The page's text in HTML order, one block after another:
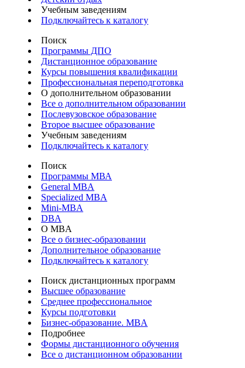
Учебным заведениям
Подключайтесь к каталогу
Поиск
Программы ДПО
Дистанционное образование
Курсы повышения квалификации
Профессиональная переподготовка
О дополнительном образовании
Все о дополнительном образовании
Послевузовское образование
Второе высшее образование
Учебным заведениям
Подключайтесь к каталогу
Поиск
Программы МВА
General MBA
Specialized MBA
Mini-MBA
DBA
О MBA
Все о бизнес-образовании
Дополнительное образование
Подключайтесь к каталогу
Поиск дистанционных программ
Высшее образование
Среднее профессиональное
Курсы подготовки
Бизнес-образование. MBA
Подробнее
Формы дистанционного обучения
Все о дистанционном образовании